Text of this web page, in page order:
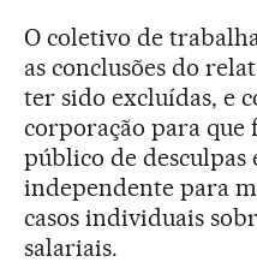
O coletivo de
as conclusões do
ter sido excluídas, e
corporação para
público de
independente para
casos individuais
salariais.